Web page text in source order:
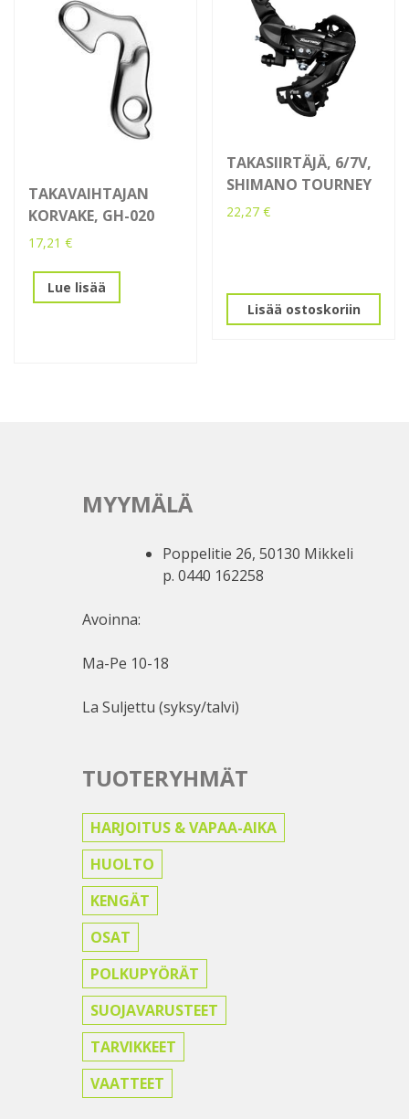
TAKAVAIHTAJAN
KORVAKE, GH-020
17,21 €
Lue lisää
TAKASIIRTÄJÄ, 6/7V,
SHIMANO TOURNEY
22,27€
Lisää ostoskoriin
MYYMÄLÄ
Poppelitie 26, 50130 Mikkeli
p. 0440 162258
Avoinna:
Ma-Pe 10-18
La Suljettu (syksy/talvi)
TUOTERYHMÄT
HARJOITUS & VAPAA-AIKA
HUOLTO
KENGÄT
OSAT
POLKUPYÖRÄT
SUOJAVARUSTEET
TARVIKKEET
VAATTEET